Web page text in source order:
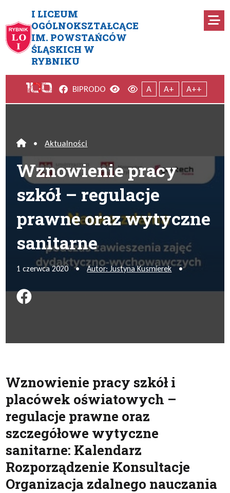
I LICEUM
OGÓLNOKSZTAŁCĄCE
IM. POWSTAŃCÓW
ŚLĄSKICH W
RYBNIKU
Wznowienie pracy szkół –
Facebook
BIPRODO Wersja kontrastowa
Wersja domyślna
A A+ A++
Home
• Aktualności
Wznowienie pracy
szkół – regulacje
prawne oraz wytyczne
sanitarne
1 czerwca 2020 • Autor: Justyna Kusmierek •
Podziel się na FB
Wznowienie pracy szkół i
placówek oświatowych –
regulacje prawne oraz
szczegółowe wytyczne
sanitarne: Kalendarz
Rozporządzenie Konsultacje
Organizacja zdalnego nauczania